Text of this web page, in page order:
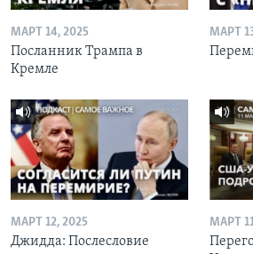
МАРТ 14, 2025
Посланник Трампа в
Кремле
МАРТ
МАРТ 12, 2025
Джидда: Послесловие
МАРТ